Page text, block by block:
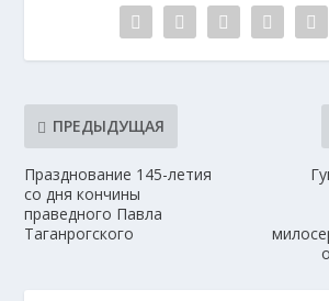
ПРЕДЫДУЩАЯ
Празднование 145-летия
со дня кончины
праведного Павла
Таганрогского